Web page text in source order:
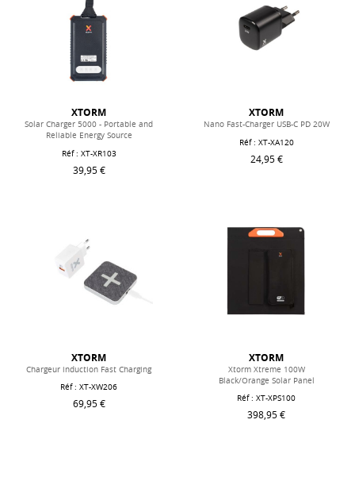
XTORM
Solar Charger 5000 - Portable and
Reliable Energy Source
Réf : XT-XR103
39,95 €
XTORM
Nano Fast-Charger USB-C PD 20W
Réf : XT-XA120
24,95 €
XTORM
Chargeur induction Fast Charging
Réf : XT-XW206
69,95 €
XTORM
Xtorm Xtreme 100W
Black/Orange Solar Panel
Réf : XT-XPS100
398,95 €